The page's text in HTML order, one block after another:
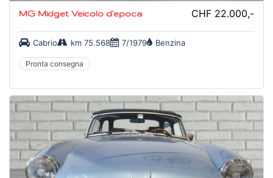
MG Midget Veicolo d’epoca CHF 22.000,-
Cabrio km 75.568 7/1979 Benzina
Pronta consegna